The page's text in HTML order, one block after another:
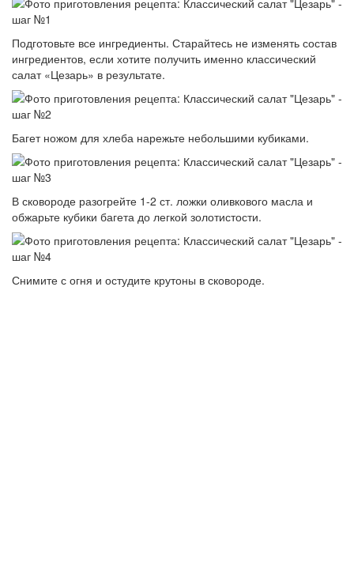
Подготовьте все ингредиенты. Старайтесь не изменять состав
ингредиентов, если хотите получить именно классический
салат «Цезарь» в результате.
Багет ножом для хлеба нарежьте небольшими кубиками.
В сковороде разогрейте 1-2 ст. ложки оливкового масла и
обжарьте кубики багета до легкой золотистости.
Снимите с огня и остудите крутоны в сковороде.